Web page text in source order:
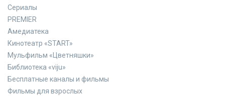
Сериалы
PREMIER
Амедиатека
Кинотеатр «START»
Мульфильм «Цветняшки»
Библиотека «viju»
Бесплатные каналы и фильмы
Фильмы для взрослых